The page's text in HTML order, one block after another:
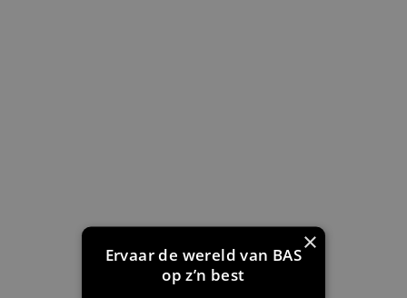
×
Ervaar de wereld van BAS
op z’n best